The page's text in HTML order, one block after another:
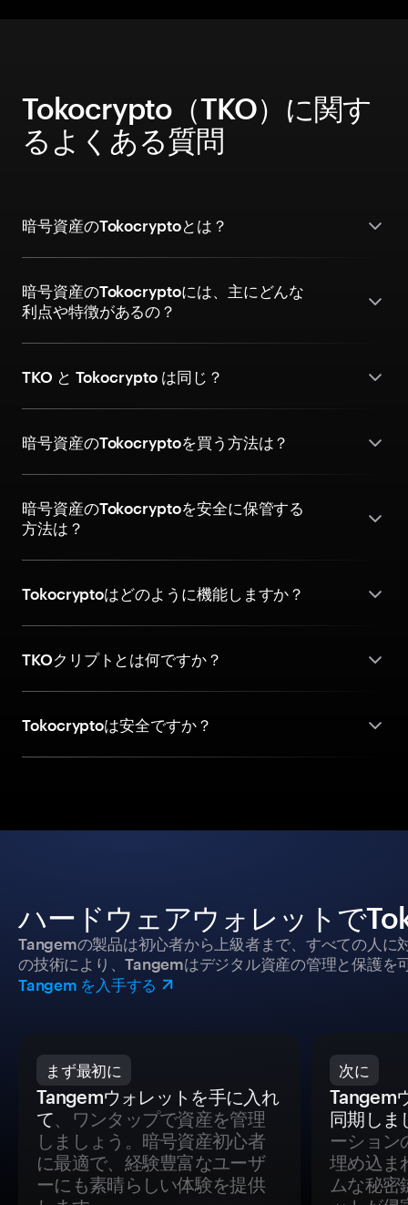
Tokocrypto（TKO）に関す
るよくある質問
暗号資産のTokocryptoとは？
暗号資産のTokocryptoには、主にどんな
利点や特徴があるの？
TKO と Tokocrypto は同じ？
暗号資産のTokocryptoを買う方法は？
暗号資産のTokocryptoを安全に保管する
方法は？
Tokocryptoはどのように機能しますか？
TKOクリプトとは何ですか？
Tokocryptoは安全ですか？
ハードウェアウォレットで
Tangemの製品は初心者から上級者まで、すべての人に
の技術により、Tangemはデジタル資産の管理と保護を
Tangem を入手する
まず最初に
Tangemウォレットを手に入れ
て、ワンタップで資産を管理
しましょう。暗号資産初心者
に最適で、経験豊富なユーザ
ーにも素晴らしい体験を提供
次に
Tangem
同期しま
ーション
埋め込ま
ムな秘密